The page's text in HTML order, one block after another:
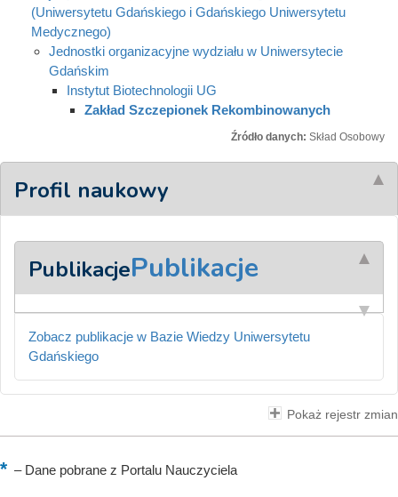
(Uniwersytetu Gdańskiego i Gdańskiego Uniwersytetu
Medycznego)
Jednostki organizacyjne wydziału w Uniwersytecie
Gdańskim
Instytut Biotechnologii UG
Zakład Szczepionek Rekombinowanych
Źródło danych: Skład Osobowy
Profil naukowy
PublikacjePublikacje
Zobacz publikacje w Bazie Wiedzy Uniwersytetu
Gdańskiego
Pokaż rejestr zmian
–Dane pobrane z Portalu Nauczyciela